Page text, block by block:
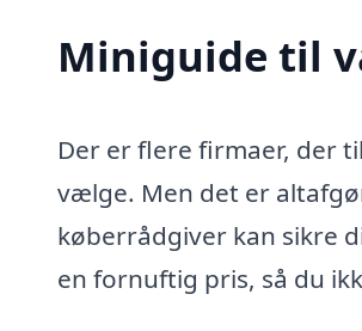
Miniguide til
Der er flere firmaer, der
vælge. Men det er
køberrådgiver kan sikre
en fornuftig pris, så du